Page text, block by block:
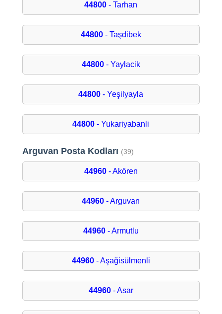
44800 - Tarhan
44800- Taşdibek
44800- Yaylacik
44800 - Yeşilyayla
44800 - Yukariyabanli
Arguvan Posta Kodları (39)
44960- Akören
44960 - Arguvan
44960- Armutlu
44960- Aşağisülmenli
44960- Asar